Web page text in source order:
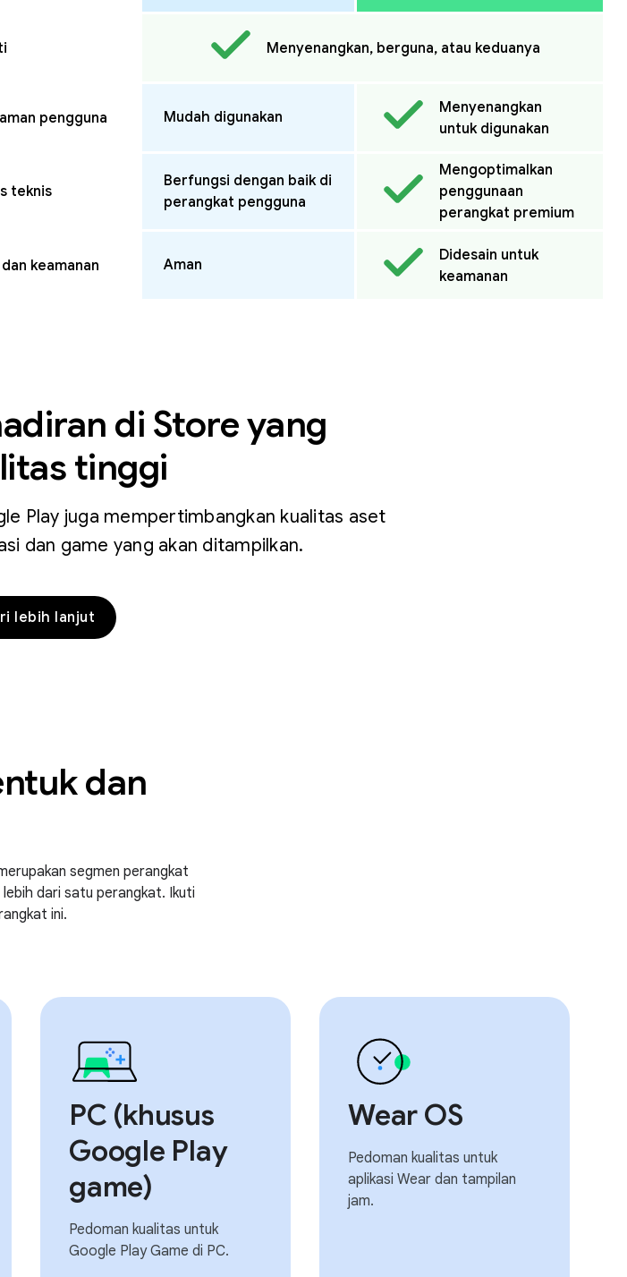
Menyenangkan, berguna, atau keduanya
pengguna Mudah digunakan
Menyenangkan
untuk digunakan
teknis
Berfungsi dengan baik di
perangkat pengguna
Mengoptimalkan
penggunaan
perangkat premium
keamanan Aman
Didesain untuk
keamanan
di Store yang
tinggi
Play juga mempertimbangkan kualitas aset
dan game yang akan ditampilkan.
lebih lanjut
dan
segmen perangkat
dari satu perangkat. Ikuti
ini.
PC (khusus
Google Play
game)
Pedoman kualitas untuk
Google Play Game di PC.
Wear OS
Pedoman kualitas untuk
aplikasi Wear dan tampilan
jam.